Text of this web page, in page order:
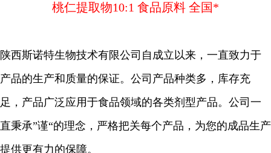
桃仁提取物10:1 食品原料 全国*
陕西斯诺特生物技术有限公司自成立以来，一直致力于
产品的生产和质量的保证。公司产品种类多，库存充
足，产品广泛应用于食品领域的各类剂型产品。公司一
直秉承”谨“的理念，严格把关每个产品，为您的成品生产
提供更有力的保障。